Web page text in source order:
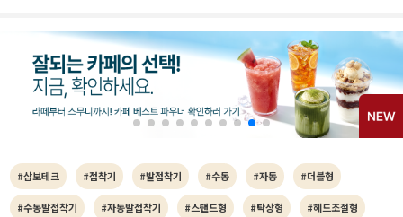
#삼보테크 #접착기 #발접착기 #수동 #자동 #더블형
#수동발접착기 #자동발접착기 #스탠드형 #탁상형 #헤드조절형